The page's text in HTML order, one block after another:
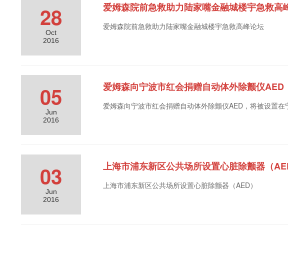
28
Oct
2016
爱姆森院前急救助力陆家嘴金融城楼宇急救高
爱姆森院前急救助力陆家嘴金融城楼宇急救高峰论坛
05
Jun
2016
爱姆森向宁波市红会捐赠自动体外除颤仪AED
爱姆森向宁波市红会捐赠自动体外除颤仪AED，将被设置在
03
Jun
2016
上海市浦东新区公共场所设置心脏除颤器（
上海市浦东新区公共场所设置心脏除颤器（AED）